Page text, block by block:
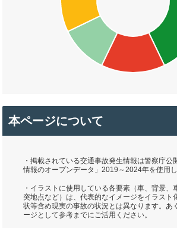
本ページについて
・掲載されている交通事故発生情報は警察庁公
情報のオープンデータ」2019～2024年を使用し
・イラストに使用している各要素（車、背景、
突地点など）は、代表的なイメージをイラスト
状等含め現実の事故の状況とは異なります。あ
ージとして参考までにご活用ください。